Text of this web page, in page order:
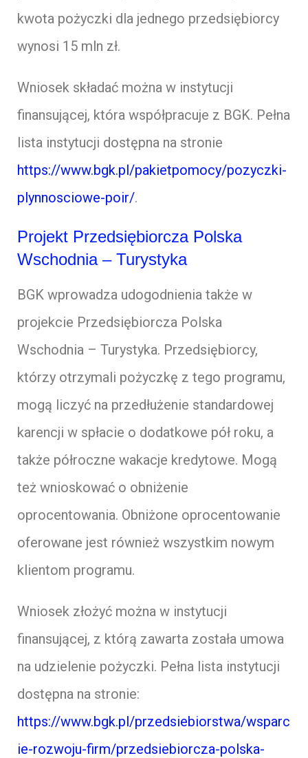
kwota pożyczki dla jednego przedsiębiorcy
wynosi 15 mln zł.
Wniosek składać można w instytucji
finansującej, która współpracuje z BGK. Pełna
lista instytucji dostępna na stronie
https://www.bgk.pl/pakietpomocy/pozyczki-
plynnosciowe-poir/.
Projekt Przedsiębiorcza Polska
Wschodnia – Turystyka
BGK wprowadza udogodnienia także w
projekcie Przedsiębiorcza Polska
Wschodnia – Turystyka. Przedsiębiorcy,
którzy otrzymali pożyczkę z tego programu,
mogą liczyć na przedłużenie standardowej
karencji w spłacie o dodatkowe pół roku, a
także półroczne wakacje kredytowe. Mogą
też wnioskować o obniżenie
oprocentowania. Obniżone oprocentowanie
oferowane jest również wszystkim nowym
klientom programu.
Wniosek złożyć można w instytucji
finansującej, z którą zawarta została umowa
na udzielenie pożyczki. Pełna lista instytucji
dostępna na stronie:
https://www.bgk.pl/przedsiebiorstwa/wsparc
ie-rozwoju-firm/przedsiebiorcza-polska-